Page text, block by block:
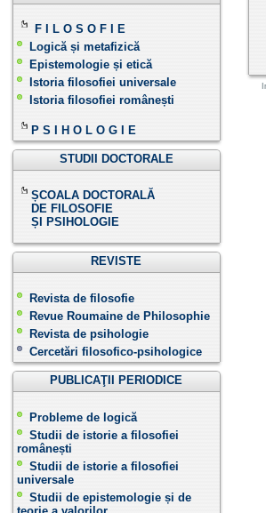
F I L O S O F I E
Logică și metafizică
Epistemologie și etică
Istoria filosofiei universale
Istoria filosofiei românești
P S I H O L O G I E
STUDII DOCTORALE
ȘCOALA DOCTORALĂ
DE FILOSOFIE
ȘI PSIHOLOGIE
REVISTE
Revista de filosofie
Revue Roumaine de Philosophie
Revista de psihologie
Cercetări filosofico-psihologice
PUBLICAŢII PERIODICE
Probleme de logică
Studii de istorie a filosofiei
românești
Studii de istorie a filosofiei
universale
Studii de epistemologie și de